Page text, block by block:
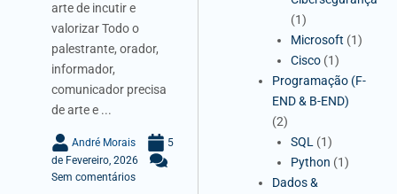
arte de incutir e
valorizar Todo o
palestrante, orador,
informador,
comunicador precisa
de arte e ...
André Morais
5
de Fevereiro, 2026
Sem comentários
(1)
Microsoft (1)
Cisco (1)
Programação (F-
END & B-END)
(2)
SQL (1)
Python (1)
Dados &